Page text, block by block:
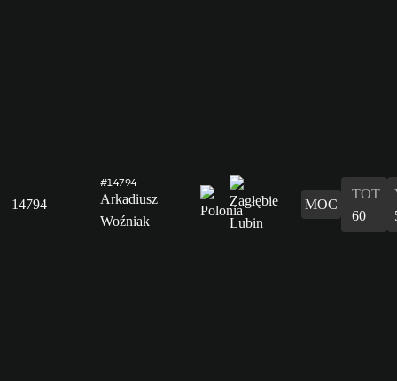
14794
#14794
Arkadiusz
Woźniak
MOC
TOT
60